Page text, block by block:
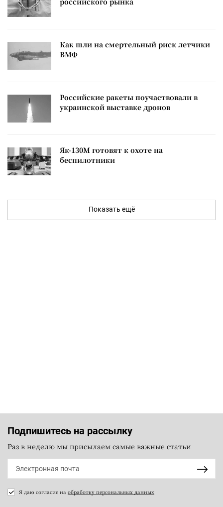
Как шли на смертельный риск летчики
ВМФ
Российские ракеты поучаствовали в
украинской выставке дронов
Як-130М готовят к охоте на
беспилотники
Показать ещё
Подпишитесь на рассылку
Раз в неделю мы присылаем самые важные статьи
Я даю согласие на обработку персональных данных